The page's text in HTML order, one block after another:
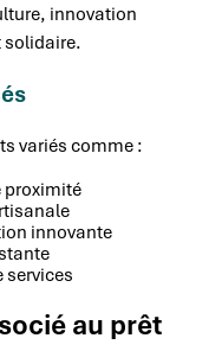
innovation
solidaire.
variés comme :
proximité
innovante
services
au prêt